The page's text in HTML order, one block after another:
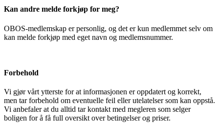
Kan andre melde forkjøp for meg?
OBOS-medlemskap er personlig, og det er kun medlemmet selv om
kan melde forkjøp med eget navn og medlemsnummer.
Forbehold
Vi gjør vårt ytterste for at informasjonen er oppdatert og korrekt,
men tar forbehold om eventuelle feil eller utelatelser som kan oppstå.
Vi anbefaler at du alltid tar kontakt med megleren som selger
boligen for å få full oversikt over betingelser og priser.